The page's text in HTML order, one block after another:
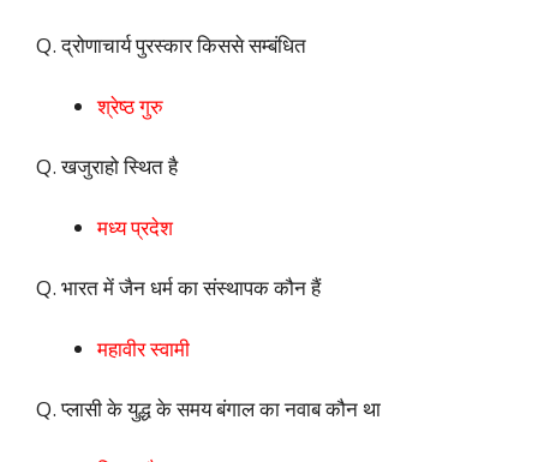
Q. द्रोणाचार्य पुरस्कार किससे सम्बंधित
श्रेष्ठ गुरु
Q. खजुराहो स्थित है
मध्य प्रदेश
Q. भारत में जैन धर्म का संस्थापक कौन हैं
महावीर स्वामी
Q. प्लासी के युद्ध के समय बंगाल का नवाब कौन था